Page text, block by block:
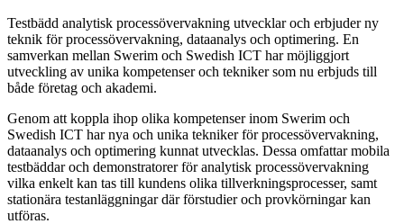
Testbädd analytisk processövervakning utvecklar och erbjuder ny
teknik för processövervakning, dataanalys och optimering. En
samverkan mellan Swerim och Swedish ICT har möjliggjort
utveckling av unika kompetenser och tekniker som nu erbjuds till
både företag och akademi.
Genom att koppla ihop olika kompetenser inom Swerim och
Swedish ICT har nya och unika tekniker för processövervakning,
dataanalys och optimering kunnat utvecklas. Dessa omfattar mobila
testbäddar och demonstratorer för analytisk processövervakning
vilka enkelt kan tas till kundens olika tillverkningsprocesser, samt
stationära testanläggningar där förstudier och provkörningar kan
utföras.